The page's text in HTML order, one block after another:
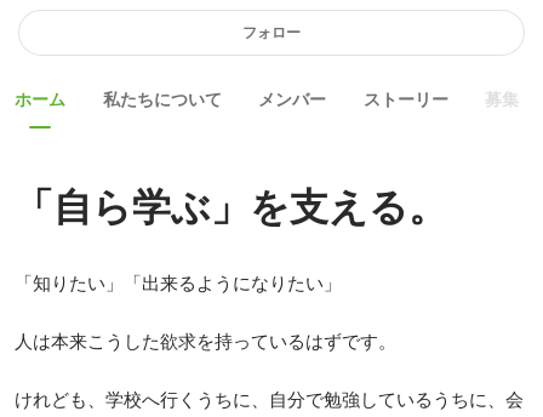
フォロー
ホーム 私たちについて メンバー ストーリー 募集
「自ら学ぶ」を支える。
「知りたい」「出来るようになりたい」
人は本来こうした欲求を持っているはずです。
けれども、学校へ行くうちに、自分で勉強しているうちに、会